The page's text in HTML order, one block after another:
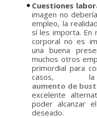
Cuestiones
imagen no
empleo, la
sí les importa. En
corporal no es
una buena
muchos otros
primordial para
casos,
aumento de
excelente
poder alcanzar
deseado.